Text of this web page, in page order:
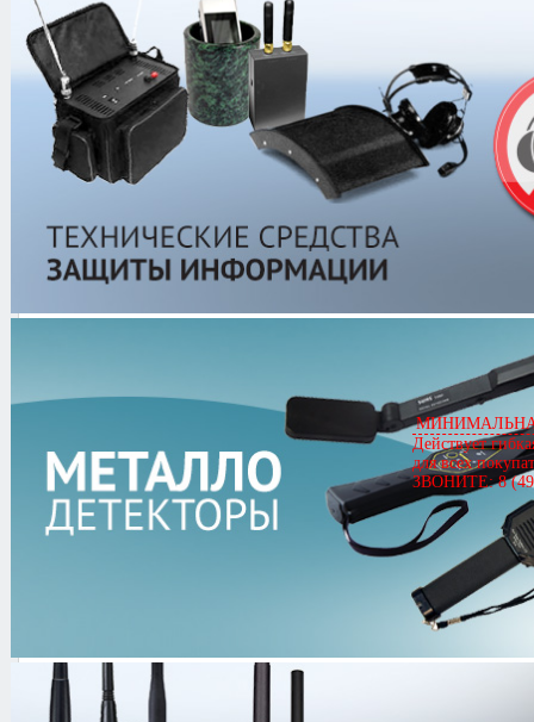
оборудование
Контроль доступа
Каталог/Криминалистическая
Криминалистическое
РЕГУЛА 8003
РЕГУЛА 8003
Цена
418,000.00 руб.
Кол-во
Действует
для всех
ЗВОНИТЕ: 8
Комплектация